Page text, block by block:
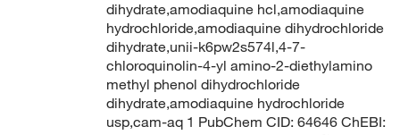
dihydrate,amodiaquine hcl,amodiaquine
hydrochloride,amodiaquine dihydrochloride
dihydrate,unii-k6pw2s574l,4-7-
chloroquinolin-4-yl amino-2-diethylamino
methyl phenol dihydrochloride
dihydrate,amodiaquine hydrochloride
usp,cam-aq 1 PubChem CID: 64646 ChEBI: